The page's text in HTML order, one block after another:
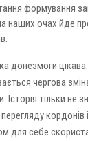
формування
наших очах йде
донезмоги
чергова
Історія тільки не
кордонів
для себе